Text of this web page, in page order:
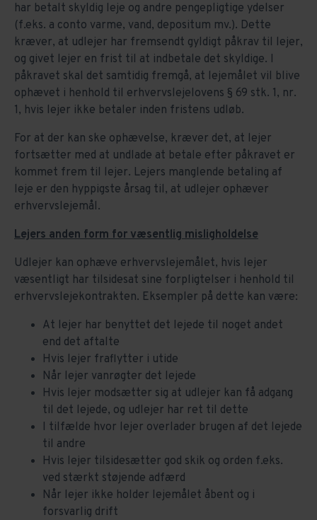
har betalt skyldig leje og andre pengepligtige ydelser
(f.eks. a conto varme, vand, depositum mv.). Dette
kræver, at udlejer har fremsendt gyldigt påkrav til lejer,
og givet lejer en frist til at indbetale det skyldige. I
påkravet skal det samtidig fremgå, at lejemålet vil blive
ophævet i henhold til erhvervslejelovens § 69 stk. 1, nr.
1, hvis lejer ikke betaler inden fristens udløb.
For at der kan ske ophævelse, kræver det, at lejer
fortsætter med at undlade at betale efter påkravet er
kommet frem til lejer. Lejers manglende betaling af
leje er den hyppigste årsag til, at udlejer ophæver
erhvervslejemål.
Lejers anden form for væsentlig misligholdelse
Udlejer kan ophæve erhvervslejemålet, hvis lejer
væsentligt har tilsidesat sine forpligtelser i henhold til
erhvervslejekontrakten. Eksempler på dette kan være:
At lejer har benyttet det lejede til noget andet
end det aftalte
Hvis lejer fraflytter i utide
Når lejer vanrøgter det lejede
Hvis lejer modsætter sig at udlejer kan få adgang
til det lejede, og udlejer har ret til dette
I tilfælde hvor lejer overlader brugen af det lejede
til andre
Hvis lejer tilsidesætter god skik og orden f.eks.
ved stærkt støjende adfærd
Når lejer ikke holder lejemålet åbent og i
forsvarlig drift